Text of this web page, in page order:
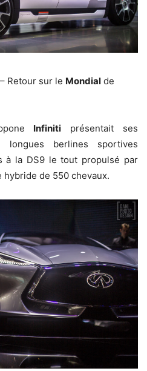
Retour sur le Mondial de
Infiniti présentait ses
longues berlines sportives
à la DS9 le tout propulsé par
de 550 chevaux.